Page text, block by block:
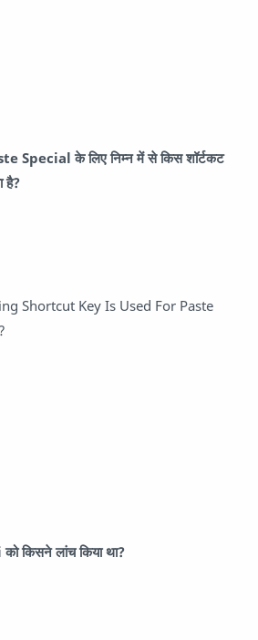
Special के लिए निम्न में से किस शॉर्टकट
है?
Shortcut Key Is Used For Paste
किसने लांच किया था?